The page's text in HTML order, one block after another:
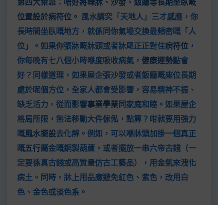
位置設於病符位。 風水講究「天地人」三才感應，你
長時間坐臥嘅地方，就係同你氣場交換最頻密嘅「人
位」。如果你張牀嘅牀頭或者牀尾正正對住病符位 ，
你每晚有七八個小時喺度吸收病氣， 健康運勢點會
好？同樣道理，如果屋企張沙發或者飯廳嘅座位長期
處於呢個方位，全家人都會受影響，容易精神不振、
缺乏活力，從而影響事業學業同家庭和睦。如果屋企
格局所限，無法移動大件傢俬，點算？咁就要用強力
嘅風水擺設去化解。例如，可以喺牀頭加掛一個真正
嘅五行屬金嘅銅製葫蘆，或者擺放一串六帝古錢（一
定要係真古錢或高質量仿古工藝品），用金氣來洩化
病土。同時，牀上用品應避免紅色、紫色，改用白
色、金色或淡色系。